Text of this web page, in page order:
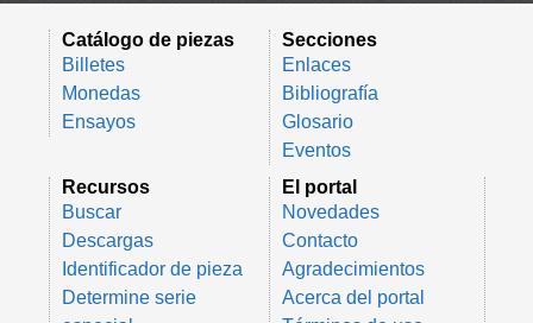
Catálogo de piezas
Billetes
Monedas
Ensayos
Secciones
Enlaces
Bibliografía
Glosario
Eventos
Recursos
Buscar
Descargas
Identificador de pieza
Determine serie
El portal
Novedades
Contacto
Agradecimientos
Acerca del portal